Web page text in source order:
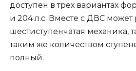
доступен в трех вариантах
и 204 л.с. Вместе с ДВС может
шестиступенчатая механика,
таким же количеством
полный.